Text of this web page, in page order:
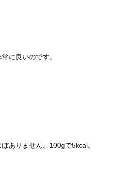
に良いのです。
ありません。100gで5kcal。